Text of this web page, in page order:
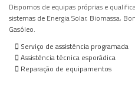
Dispomos de equipas próprias e
sistemas de Energia Solar, Biomassa,
Gasóleo.
Serviço de assistência programada
Assistência técnica esporádica
Reparação de equipamentos